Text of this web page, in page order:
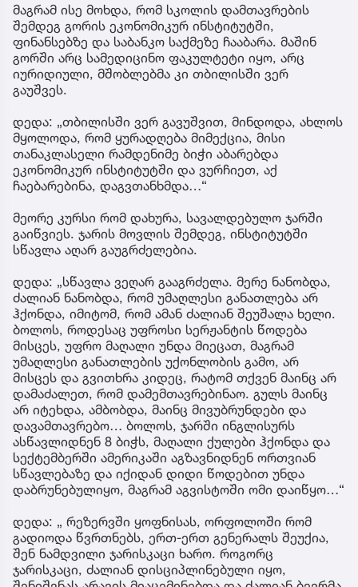
მაგრამ ისე მოხდა, რომ სკოლის დამთავრების
შემდეგ გორის ეკონომიკურ ინსტიტუტში,
ფინანსებზე და საბანკო საქმეზე ჩააბარა. მაშინ
გორში არც სამედიცინო ფაკულტეტი იყო, არც
იურიდიული, მშობლებმა კი თბილისში ვერ
გაუშვეს.
დედა: „თბილისში ვერ გავუშვით, მინდოდა, ახლოს
მყოლოდა, რომ ყურადღება მიმექცია, მისი
თანაკლასელი რამდენიმე ბიჭი აბარებდა
ეკონომიკურ ინსტიტუტში და ვურჩიეთ, აქ
ჩაებარებინა, დაგვთანხმდა…“
მეორე კურსი რომ დახურა, სავალდებულო ჯარში
გაიწვიეს. ჯარის მოვლის შემდეგ, ინსტიტუტში
სწავლა აღარ გაუგრძელებია.
დედა: „სწავლა ვეღარ გააგრძელა. მერე ნანობდა,
ძალიან ნანობდა, რომ უმაღლესი განათლება არ
ჰქონდა, იმიტომ, რომ ამან ძალიან შეუშალა ხელი.
ბოლოს, როდესაც უფროსი სერჟანტის წოდება
მისცეს, უფრო მაღალი უნდა მიეცათ, მაგრამ
უმაღლესი განათლების უქონლობის გამო, არ
მისცეს და გვითხრა კიდეც, რატომ თქვენ მაინც არ
დამაძალეთ, რომ დამემთავრებინაო. გულს მაინც
არ იტეხდა, ამბობდა, მაინც მივუბრუნდები და
დავამთავრებო… ბოლოს, ჯარში ინგლისურს
ასწავლიდნენ 8 ბიჭს, მაღალი ქულები ჰქონდა და
სექტემბერში ამერიკაში აგზავნიდნენ ორთვიან
სწავლებაზე და იქიდან დიდი წოდებით უნდა
დაბრუნებულიყო, მაგრამ აგვისტოში ომი დაიწყო…“
დედა: „ რეზერვში ყოფნისას, ორფოლოში რომ
გადიოდა წვრთნებს, ერთ-ერთ გენერალს შეუქია,
შენ ნამდვილი ჯარისკაცი ხარო. როგორც
ჯარისკაცი, ძალიან დისციპლინებული იყო,